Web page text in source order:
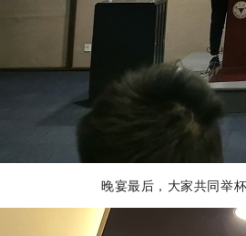
晚宴最后，大家共同举